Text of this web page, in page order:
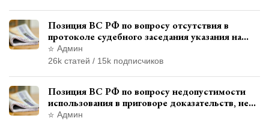
Позиция ВС РФ по вопросу отсутствия в
протоколе судебного заседания указания на
возможность выступления в прениях сторон
при наличии аудиозаписи
Админ
26k статей / 15k подписчиков
Позиция ВС РФ по вопросу недопустимости
использования в приговоре доказательств, не
исследованных в судебном заседании
Админ